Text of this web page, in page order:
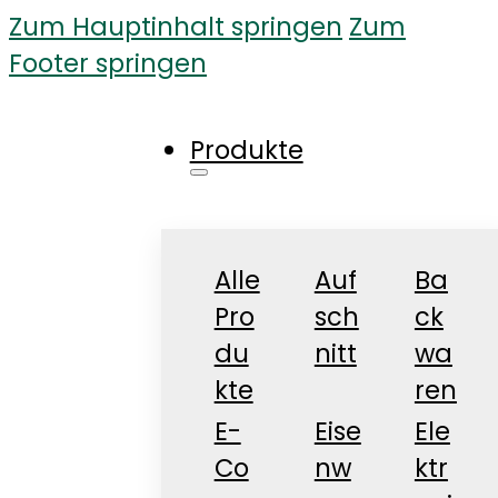
Zum Hauptinhalt springen Zum
Footer springen
Produkte
Alle
Pro
du
kte
Auf
sch
nitt
Ba
ck
wa
ren
E-
Co
Eise
nw
Ele
ktr